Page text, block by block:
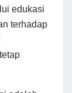
edukasi
terhadap